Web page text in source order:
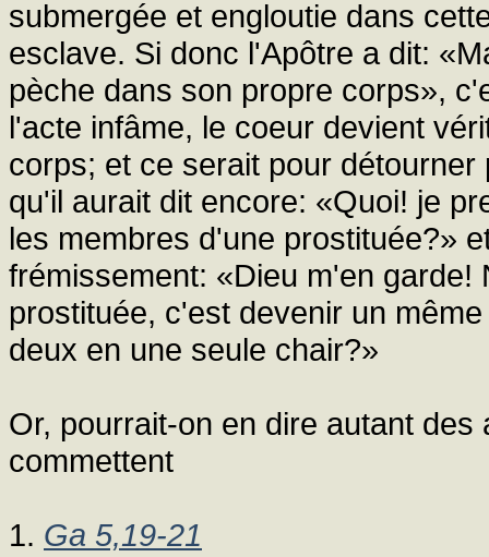
submergée et engloutie dans
esclave. Si donc l'Apôtre a dit:
pèche dans son propre corps»,
l'acte infâme, le coeur devient
corps; et ce serait pour
qu'il aurait dit encore: «Quoi! je
les membres d'une prostituée?»
frémissement: «Dieu m'en
prostituée, c'est devenir un
deux en une seule chair?»
Or, pourrait-on en dire autant
commettent
1. Ga 5,19-21